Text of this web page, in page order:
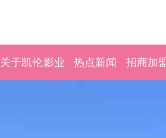
关于凯伦影业 热点新闻 招商加